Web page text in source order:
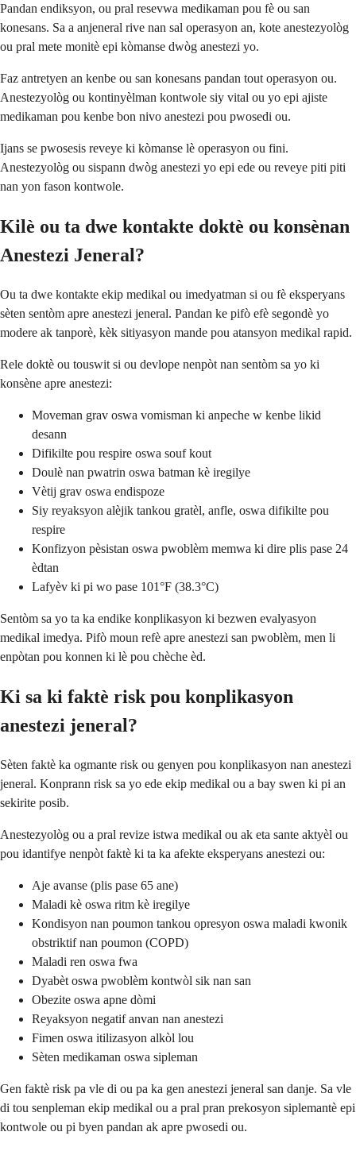
Pandan endiksyon, ou pral resevwa medikaman pou fè ou san
konesans. Sa a anjeneral rive nan sal operasyon an, kote anestezyològ
ou pral mete monitè epi kòmanse dwòg anestezi yo.
Faz antretyen an kenbe ou san konesans pandan tout operasyon ou.
Anestezyològ ou kontinyèlman kontwole siy vital ou yo epi ajiste
medikaman pou kenbe bon nivo anestezi pou pwosedi ou.
Ijans se pwosesis reveye ki kòmanse lè operasyon ou fini.
Anestezyològ ou sispann dwòg anestezi yo epi ede ou reveye piti piti
nan yon fason kontwole.
Kilè ou ta dwe kontakte doktè ou konsènan
Anestezi Jeneral?
Ou ta dwe kontakte ekip medikal ou imedyatman si ou fè eksperyans
sèten sentòm apre anestezi jeneral. Pandan ke pifò efè segondè yo
modere ak tanporè, kèk sitiyasyon mande pou atansyon medikal rapid.
Rele doktè ou touswit si ou devlope nenpòt nan sentòm sa yo ki
konsène apre anestezi:
Moveman grav oswa vomisman ki anpeche w kenbe likid
desann
Difikilte pou respire oswa souf kout
Doulè nan pwatrin oswa batman kè iregilye
Vètij grav oswa endispoze
Siy reyaksyon alèjik tankou gratèl, anfle, oswa difikilte pou
respire
Konfizyon pèsistan oswa pwoblèm memwa ki dire plis pase 24
èdtan
Lafyèv ki pi wo pase 101°F (38.3°C)
Sentòm sa yo ta ka endike konplikasyon ki bezwen evalyasyon
medikal imedya. Pifò moun refè apre anestezi san pwoblèm, men li
enpòtan pou konnen ki lè pou chèche èd.
Ki sa ki faktè risk pou konplikasyon
anestezi jeneral?
Sèten faktè ka ogmante risk ou genyen pou konplikasyon nan anestezi
jeneral. Konprann risk sa yo ede ekip medikal ou a bay swen ki pi an
sekirite posib.
Anestezyològ ou a pral revize istwa medikal ou ak eta sante aktyèl ou
pou idantifye nenpòt faktè ki ta ka afekte eksperyans anestezi ou:
Aje avanse (plis pase 65 ane)
Maladi kè oswa ritm kè iregilye
Kondisyon nan poumon tankou opresyon oswa maladi kwonik
obstriktif nan poumon (COPD)
Maladi ren oswa fwa
Dyabèt oswa pwoblèm kontwòl sik nan san
Obezite oswa apne dòmi
Reyaksyon negatif anvan nan anestezi
Fimen oswa itilizasyon alkòl lou
Sèten medikaman oswa sipleman
Gen faktè risk pa vle di ou pa ka gen anestezi jeneral san danje. Sa vle
di tou senpleman ekip medikal ou a pral pran prekosyon siplemantè epi
kontwole ou pi byen pandan ak apre pwosedi ou.